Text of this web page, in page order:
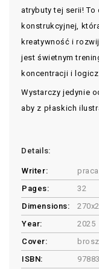
atrybuty tej serii! To
konstrukcyjnej,
kreatywność i
jest świetnym
koncentracji i
Wystarczy jedynie
aby z płaskich
Details:
Writer:
Pages:
32
Dimensions:
Year:
2025
Cover:
ISBN: